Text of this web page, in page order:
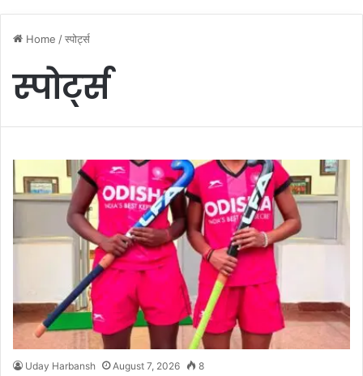
Home /स्पोर्ट्स
स्पोर्ट्स
Uday Harbansh August 7, 2026 8